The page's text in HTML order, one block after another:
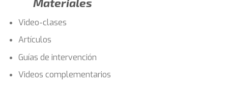
Materiales
Video-clases
Artículos
Guías de intervención
Videos complementarios